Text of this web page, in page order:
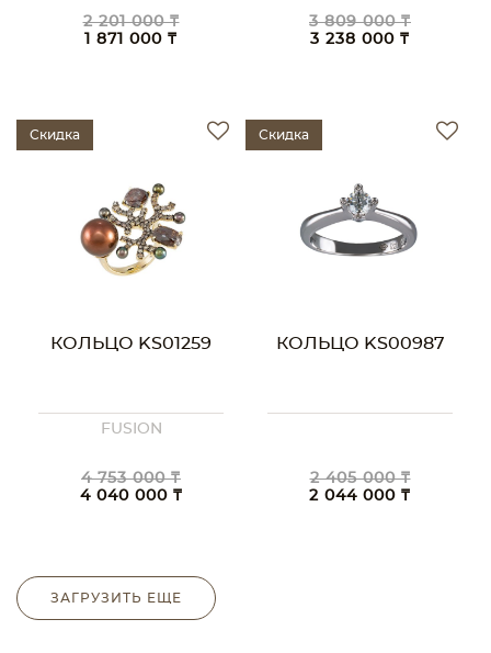
2 201 000 ₸
1 871 000 ₸
3 809 000 ₸
3 238 000 ₸
Скидка
КОЛЬЦО KS01259
FUSION
4 753 000 ₸
4 040 000 ₸
Скидка
КОЛЬЦО KS00987
2 405 000 ₸
2 044 000 ₸
ЗАГРУЗИТЬ ЕЩЕ